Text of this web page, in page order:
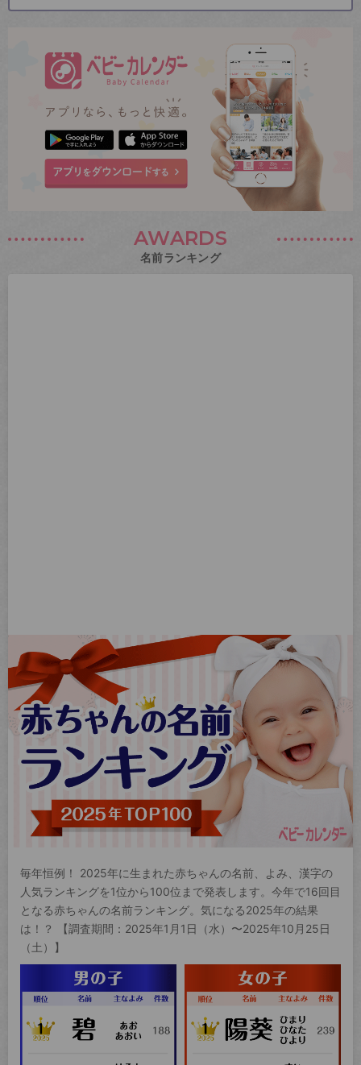
AWARDS
名前ランキング
毎年恒例！ 2025年に生まれた赤ちゃんの名前、よみ、漢字の
人気ランキングを1位から100位まで発表します。今年で16回目
となる赤ちゃんの名前ランキング。気になる2025年の結果
は！？ 【調査期間：2025年1月1日（水）〜2025年10月25日
（土）】